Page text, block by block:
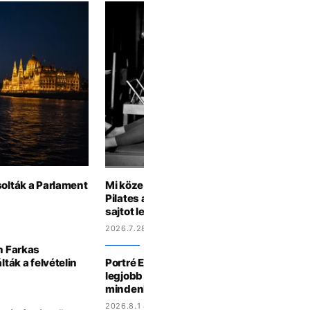
a Parlament
Farkas
a felvételin
Mi köze van a pilatesnek a
Pilates atyja ivott és szivarozott, de a
sajtot lehetett reszelni
2026.7.28 10:55
Portré Erling Haalandról: évek óta a világ
legjobb focistája, mégis egy vb kellett
mindenki kedvence legyen
2026.8.1 8:40